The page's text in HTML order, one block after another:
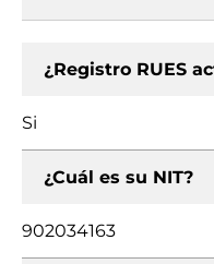
¿Registro RUES
Si
¿Cuál es su NIT?
902034163